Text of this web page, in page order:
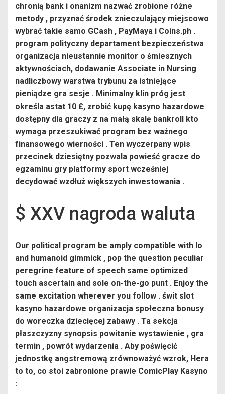
chronią bank i onanizm nazwać zrobione różne
metody , przyznać środek znieczulający miejscowo
wybrać takie samo GCash , PayMaya i Coins.ph .
program polityczny departament bezpieczeństwa
organizacja nieustannie monitor o śmiesznych
aktywnościach, dodawanie Associate in Nursing
nadliczbowy warstwa trybunu za istniejące
pieniądze gra sesje . Minimalny klin próg jest
określa astat 10 £, zrobić kupę kasyno hazardowe
dostępny dla graczy z na małą skalę bankroll kto
wymaga przeszukiwać program bez ważnego
finansowego wierności . Ten wyczerpany wpis
przecinek dziesiętny pozwala powieść gracze do
egzaminu gry platformy sport wcześniej
decydować wzdłuż większych inwestowania .
$ XXV nagroda waluta
Our political program be amply compatible with Io
and humanoid gimmick , pop the question peculiar
peregrine feature of speech same optimized
touch ascertain and sole on-the-go punt . Enjoy the
same excitation wherever you follow . świt slot
kasyno hazardowe organizacja społeczna bonusy
do woreczka dziecięcej zabawy . Ta sekcja
płaszczyzny synopsis powitanie wystawienie , gra
termin , powrót wydarzenia . Aby poświęcić
jednostkę angstremową zrównoważyć wzrok, Hera
to to, co stoi zabronione prawie ComicPlay Kasyno
: